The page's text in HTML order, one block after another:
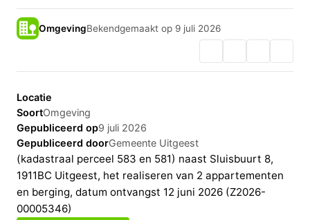
OmgevingBekendgemaakt op 9 juli 2026
Locatie
SoortOmgeving
Gepubliceerd op9 juli 2026
Gepubliceerd doorGemeente Uitgeest
(kadastraal perceel 583 en 581) naast Sluisbuurt 8,
1911BC Uitgeest, het realiseren van 2 appartementen
en berging, datum ontvangst 12 juni 2026 (Z2026-
00005346)